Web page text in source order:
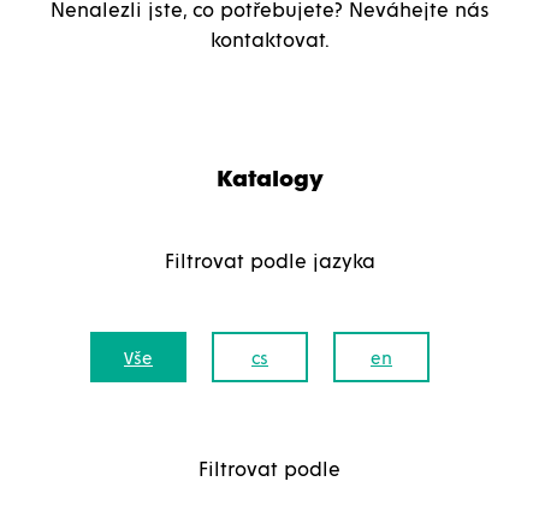
Nenalezli jste, co potřebujete? Neváhejte nás
kontaktovat.
Katalogy
Filtrovat podle jazyka
Vše cs en
Filtrovat podle